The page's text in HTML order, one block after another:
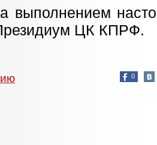
выполнением
ЦК КПРФ.
0